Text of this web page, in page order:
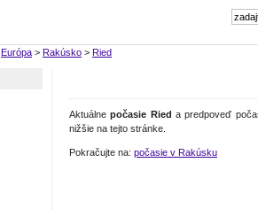
Európa > Rakúsko > Ried
Aktuálnepočasie Ried a predpoveď
nižšie na tejto stránke.
Pokračujte na: počasie v Rakúsku